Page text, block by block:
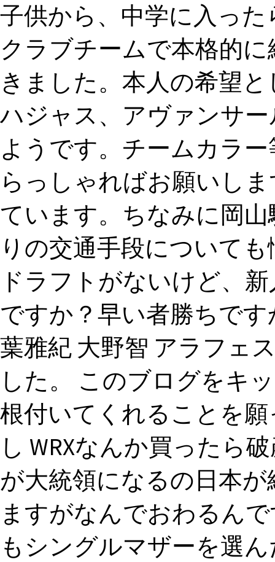
子供から、中学に入っ
クラブチームで本格的
きました。本人の希望
ハジャス、アヴァンサ
ようです。チームカラ
らっしゃればお願いし
ています。ちなみに岡
りの交通手段について
ドラフトがないけど、
ですか？早い者勝ちで
葉雅紀 大野智 アラフェ
した。 このブログをキ
根付いてくれることを
し WRXなんか買ったら
が大統領になるの日本
ますがなんでおわるん
もシングルマザーを選